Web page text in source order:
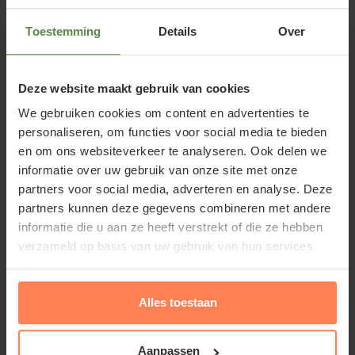
Toestemming Details Over
Deze website maakt gebruik van cookies
We gebruiken cookies om content en advertenties te
personaliseren, om functies voor social media te bieden
en om ons websiteverkeer te analyseren. Ook delen we
informatie over uw gebruik van onze site met onze
partners voor social media, adverteren en analyse. Deze
partners kunnen deze gegevens combineren met andere
informatie die u aan ze heeft verstrekt of die ze hebben
verzameld op basis van uw gebruik van hun services.
Alles toestaan
Aanpassen
nazomer naar beneden, wat volkomen normaal is
voor deze tuinplant. In de herfst zal het blad
verkleuren van geel tot rood en zelfs diep purper.
Deze langzaam groeiende, bijzondere struik komt
als solitair perfect tot zijn recht.
Standplaats Cornus florida 'Cherokee
Chief'
Plaats de Amerikaanse kornoelje in een humusrijke
en goed doorlatende grond in de zon of
halfschaduw. Wij raden aan om tuinturf te
Lees meer